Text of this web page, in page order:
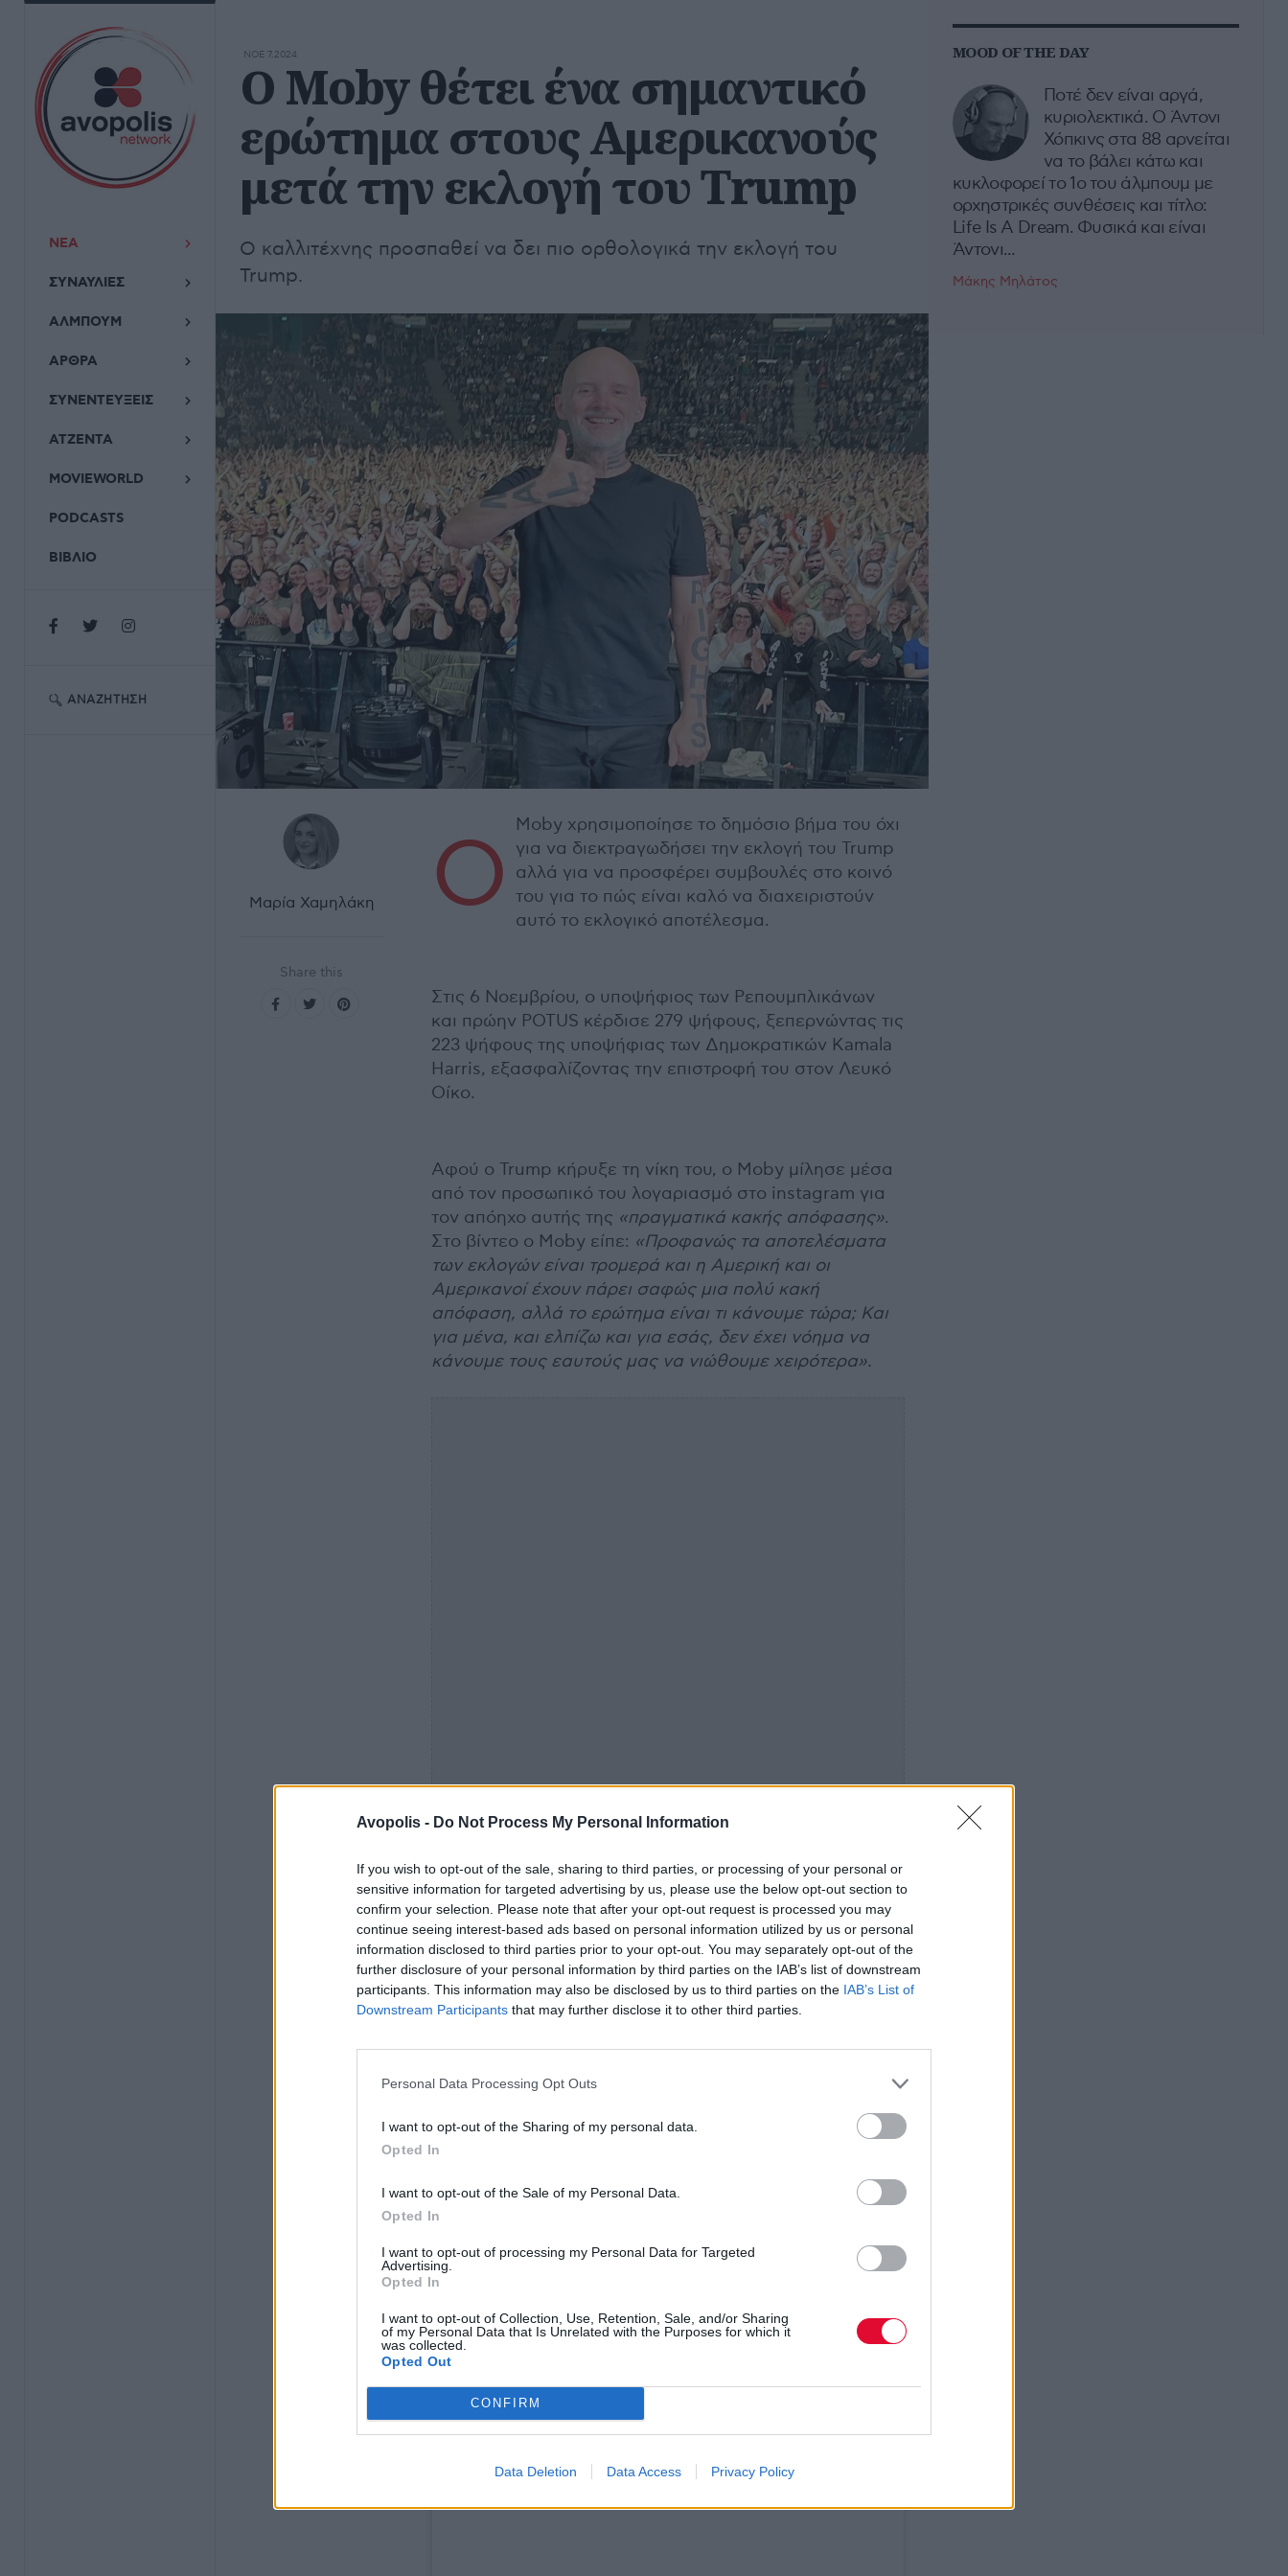
Avopolis - Do Not Process My Personal Information
If you wish to opt-out of the sale, sharing to third parties, or processing of your personal or
sensitive information for targeted advertising by us, please use the below opt-out section to
confirm your selection. Please note that after your opt-out request is processed you may
continue seeing interest-based ads based on personal information utilized by us or personal
information disclosed to third parties prior to your opt-out. You may separately opt-out of the
further disclosure of your personal information by third parties on the IAB’s list of downstream
participants. This information may also be disclosed by us to third parties on the IAB’s List of
Downstream Participants that may further disclose it to other third parties.
Personal Data Processing Opt Outs
I want to opt-out of the Sharing of my personal data.
Opted In
I want to opt-out of the Sale of my Personal Data.
Opted In
I want to opt-out of processing my Personal Data for Targeted
Advertising.
Opted In
I want to opt-out of Collection, Use, Retention, Sale, and/or Sharing
of my Personal Data that Is Unrelated with the Purposes for which it
was collected.
Opted Out
CONFIRM
Data Deletion Data Access Privacy Policy
ΝΕΑ
ΣΥΝΑΥΛΙΕΣ
ΑΛΜΠΟΥΜ
ΑΡΘΡΑ
ΣΥΝΕΝΤΕΥΞΕΙΣ
ΑΤΖΕΝΤΑ
MOVIEWORLD
PODCASTS
ΒΙΒΛΙΟ
ΑΝΑΖΉΤΗΣΗ
ΝΟΕ 7,2024
Ο Moby θέτει ένα σημαντικό
ερώτημα στους Αμερικανούς
μετά την εκλογή του Trump
Ο καλλιτέχνης προσπαθεί να δει πιο ορθολογικά την εκλογή του
Trump.
Μαρία Χαμηλάκη
Share this
Ο
Moby χρησιμοποίησε το δημόσιο βήμα του όχι
για να διεκτραγωδήσει την εκλογή του Trump
αλλά για να προσφέρει συμβουλές στο κοινό
του για το πώς είναι καλό να διαχειριστούν
αυτό το εκλογικό αποτέλεσμα.
Στις 6 Νοεμβρίου, ο υποψήφιος των Ρεπουμπλικάνων
και πρώην POTUS κέρδισε 279 ψήφους, ξεπερνώντας τις
223 ψήφους της υποψήφιας των Δημοκρατικών Kamala
Harris, εξασφαλίζοντας την επιστροφή του στον Λευκό
Οίκο.
Αφού ο Trump κήρυξε τη νίκη του, ο Moby μίλησε μέσα
από τον προσωπικό του λογαριασμό στο instagram για
τον απόηχο αυτής της «πραγματικά κακής απόφασης».
Στο βίντεο ο Moby είπε: «Προφανώς τα αποτελέσματα
των εκλογών είναι τρομερά και η Αμερική και οι
Αμερικανοί έχουν πάρει σαφώς μια πολύ κακή
απόφαση, αλλά το ερώτημα είναι τι κάνουμε τώρα; Και
για μένα, και ελπίζω και για εσάς, δεν έχει νόημα να
κάνουμε τους εαυτούς μας να νιώθουμε χειρότερα».
Και συνέχισε:«Δεν πρόκειται να ωφελήσει κανέναν να
παρακολουθεί τις ειδήσεις και να καταλήγει συνεχώς σε
της νέας εποχής, αλλά πρέπει να μην ξεχνάμε την
αυτοφροντίδα, να τρώμε καλά και να ασκούμαστε, να
περνάμε χρόνο με ανθρώπους που αγαπάμε, να
βοηθάμε τα ζώα και να κάνουμε οτιδήποτε μας κρατά
πνευματικά και σωματικά υγιείς».
MOOD OF THE DAY
Ποτέ δεν είναι αργά,
κυριολεκτικά. Ο Άντονι
Χόπκινς στα 88 αρνείται
να το βάλει κάτω και
κυκλοφορεί το 1ο του άλμπουμ με
ορχηστρικές συνθέσεις και τίτλο:
Life Is A Dream. Φυσικά και είναι
Άντονι...
Μάκης Μηλάτος